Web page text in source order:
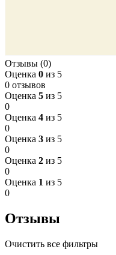
Отзывы (0)
Оценка 0 из 5
0 отзывов
Оценка 5 из 5
0
Оценка 4 из 5
0
Оценка 3 из 5
0
Оценка 2 из 5
0
Оценка 1 из 5
0
Отзывы
Очистить все фильтры